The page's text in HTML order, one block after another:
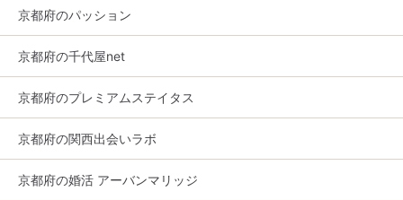
京都府のパッション
京都府の千代屋net
京都府のプレミアムステイタス
京都府の関西出会いラボ
京都府の婚活 アーバンマリッジ